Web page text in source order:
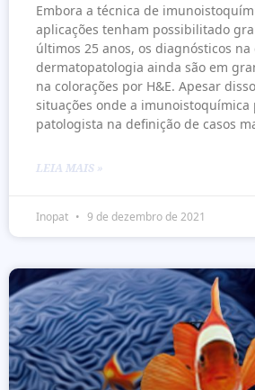
Embora a técnica de
aplicações tenham possibilitado
últimos 25 anos, os diagnósticos
dermatopatologia ainda são em
na colorações por H&E. Apesar
situações onde a imunoistoquímica
patologista na definição de casos
LEIA MAIS »
Inopat 9 de dezembro de 2021